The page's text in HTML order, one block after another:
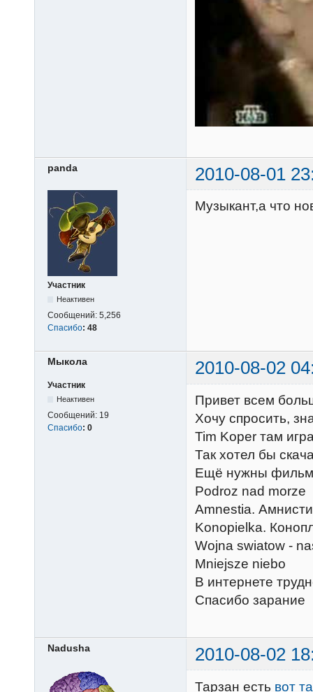
panda 2010-08-01
Участник
Неактивен
Сообщений: 5,256
Спасибо: 48
Музыкант,а что
Мыкола 2010-08-02
Участник
Неактивен
Сообщений: 19
Спасибо: 0
Привет всем
Хочу спросить,
Tim Koper там
Так хотел бы
Ещё нужны
Podroz nad
Amnestia.
Konopielka.
Wojna swiatow -
Mniejsze
В интернете
Спасибо зарание
Nadusha 2010-08-02
Тарзан есть вот